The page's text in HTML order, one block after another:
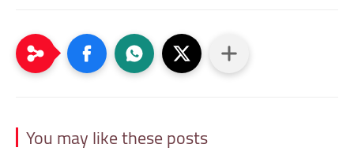
You may like these posts